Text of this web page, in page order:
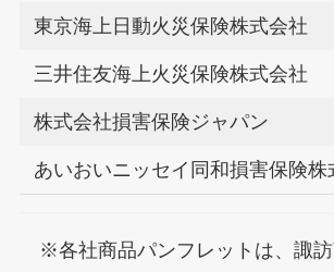
東京海上日動火災保険株式会社
三井住友海上火災保険株式会社
株式会社損害保険ジャパン
あいおいニッセイ同和損害保険株
※各社商品パンフレットは、諏訪